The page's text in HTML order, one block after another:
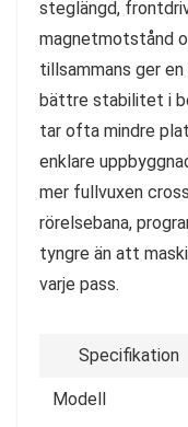
steglängd,
magnetmotstånd
tillsammans ger
bättre stabilitet i
tar ofta mindre
enklare
mer fullvuxen
rörelsebana,
tyngre än att
varje pass.
Specifikation
Modell